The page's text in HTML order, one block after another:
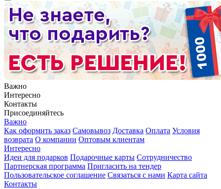
Важно
Интересно
Контакты
Присоединяйтесь
Важно
Как оформить заказ Самовывоз Доставка Оплата Условия
возврата О компании Оптовым клиентам
Интересно
Идеи для подарков Подарочные карты Сотрудничество
Партнерская программа Пригласить на тендер
Пользовательское соглашение Связаться с нами Карта сайта
Контакты